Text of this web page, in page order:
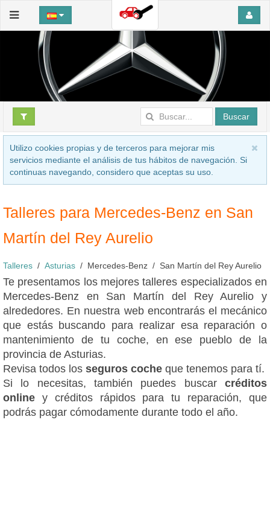
Buscar
Utilizo cookies propias y de terceros para mejorar mis
servicios mediante el análisis de tus hábitos de navegación. Si
continuas navegando, considero que aceptas su uso.
Talleres para Mercedes-Benz en San
Martín del Rey Aurelio
Talleres Asturias Mercedes-Benz San Martín del Rey Aurelio
Te presentamos los mejores talleres especializados en
Mercedes-Benz en San Martín del Rey Aurelio y
alrededores. En nuestra web encontrarás el mecánico
que estás buscando para realizar esa reparación o
mantenimiento de tu coche, en ese pueblo de la
provincia de Asturias.
Revisa todos los seguros coche que tenemos para tí.
Si lo necesitas, también puedes buscar créditos
online y créditos rápidos para tu reparación, que
podrás pagar cómodamente durante todo el año.